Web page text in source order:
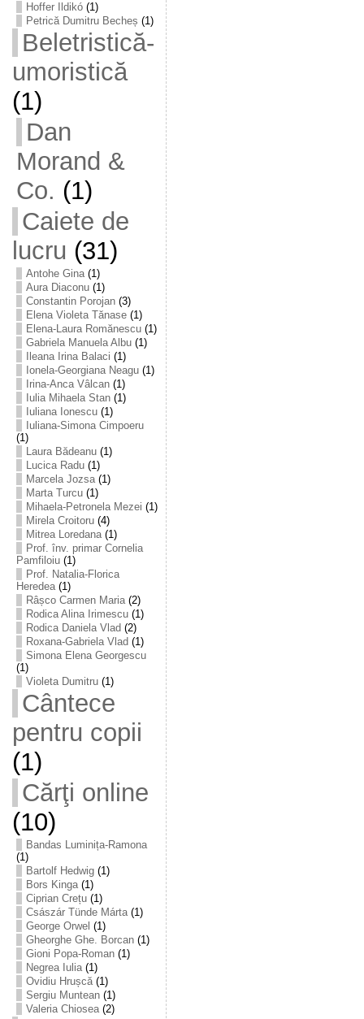
Hoffer Ildikó(1)
Petrică Dumitru Becheș (1)
Beletristică-
umoristică
(1)
Dan
Morand &
Co. (1)
Caiete de
lucru (31)
Antohe Gina(1)
Aura Diaconu(1)
Constantin Porojan(3)
Elena Violeta Tănase(1)
Elena-Laura Romănescu(1)
Gabriela Manuela Albu(1)
Ileana Irina Balaci (1)
Ionela-Georgiana Neagu(1)
Irina-Anca Vâlcan(1)
Iulia Mihaela Stan(1)
Iuliana Ionescu(1)
Iuliana-Simona Cimpoeru
(1)
Laura Bădeanu(1)
Lucica Radu(1)
Marcela Jozsa(1)
Marta Turcu(1)
Mihaela-Petronela Mezei (1)
Mirela Croitoru(4)
Mitrea Loredana(1)
Prof. înv. primar Cornelia
Pamfiloiu(1)
Prof. Natalia-Florica
Heredea(1)
Râșco Carmen Maria(2)
Rodica Alina Irimescu(1)
Rodica Daniela Vlad (2)
Roxana-Gabriela Vlad (1)
Simona Elena Georgescu
(1)
Violeta Dumitru(1)
Cântece
pentru copii
(1)
Cărţi online
(10)
Bandas Luminița-Ramona
(1)
Bartolf Hedwig(1)
Bors Kinga(1)
Ciprian Crețu(1)
Császár Tünde Márta(1)
George Orwel (1)
Gheorghe Ghe. Borcan(1)
Gioni Popa-Roman(1)
Negrea Iulia(1)
Ovidiu Hrușcă(1)
Sergiu Muntean(1)
Valeria Chiosea(2)